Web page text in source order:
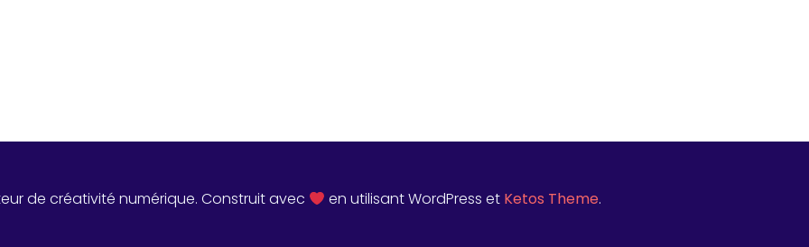
de créativité numérique. Construit avec en utilisant WordPress et Ketos Theme.